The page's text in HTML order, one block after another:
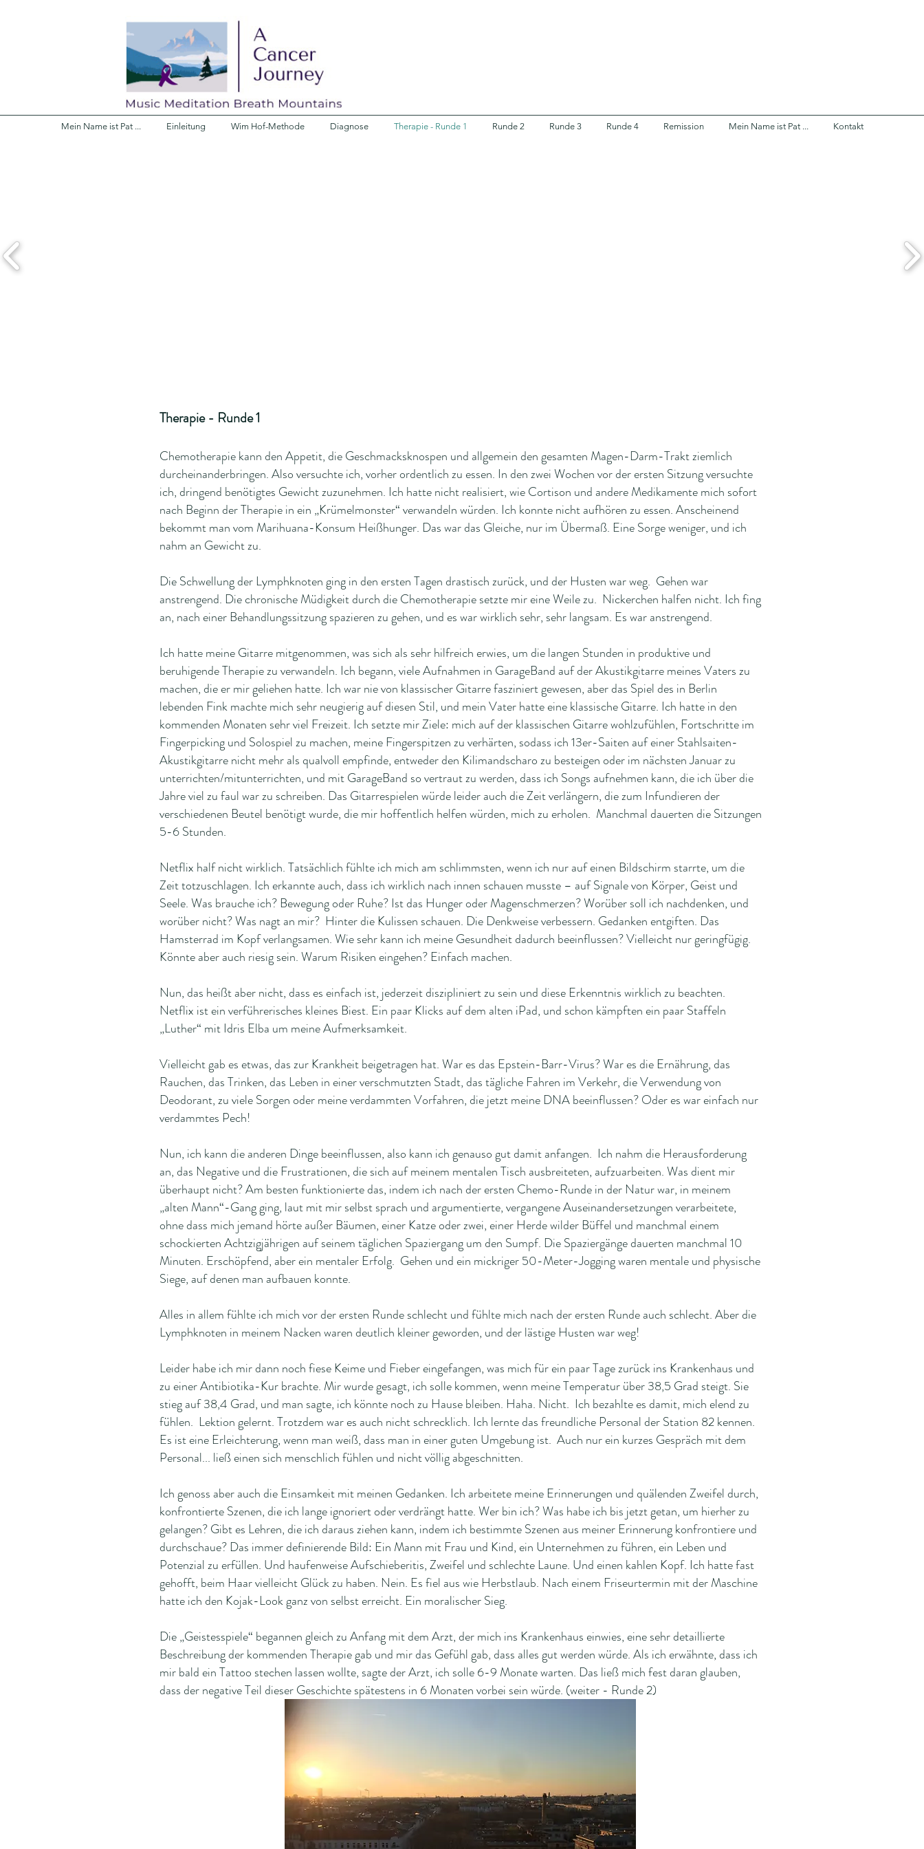
Mein Name ist Pat ... Einleitung Wim Hof-Methode Diagnose Therapie - Runde 1 Runde 2 Runde 3 Runde 4 Remission Mein Name ist Pat ... Kontakt
Therapie - Runde 1
Chemotherapie kann den Appetit, die Geschmacksknospen und allgemein den gesamten Magen-Darm-Trakt ziemlich
durcheinanderbringen. Also versuchte ich, vorher ordentlich zu essen. In den zwei Wochen vor der ersten Sitzung versuchte
ich, dringend benötigtes Gewicht zuzunehmen. Ich hatte nicht realisiert, wie Cortison und andere Medikamente mich sofort
nach Beginn der Therapie in ein „Krümelmonster“ verwandeln würden. Ich konnte nicht aufhören zu essen. Anscheinend
bekommt man vom Marihuana-Konsum Heißhunger. Das war das Gleiche, nur im Übermaß. Eine Sorge weniger, und ich
nahm an Gewicht zu.
Die Schwellung der Lymphknoten ging in den ersten Tagen drastisch zurück, und der Husten war weg. Gehen war
anstrengend. Die chronische Müdigkeit durch die Chemotherapie setzte mir eine Weile zu. Nickerchen halfen nicht. Ich fing
an, nach einer Behandlungssitzung spazieren zu gehen, und es war wirklich sehr, sehr langsam. Es war anstrengend.
Ich hatte meine Gitarre mitgenommen, was sich als sehr hilfreich erwies, um die langen Stunden in produktive und
beruhigende Therapie zu verwandeln. Ich begann, viele Aufnahmen in GarageBand auf der Akustikgitarre meines Vaters zu
machen, die er mir geliehen hatte. Ich war nie von klassischer Gitarre fasziniert gewesen, aber das Spiel des in Berlin
lebenden Fink machte mich sehr neugierig auf diesen Stil, und mein Vater hatte eine klassische Gitarre. Ich hatte in den
kommenden Monaten sehr viel Freizeit. Ich setzte mir Ziele: mich auf der klassischen Gitarre wohlzufühlen, Fortschritte im
Fingerpicking und Solospiel zu machen, meine Fingerspitzen zu verhärten, sodass ich 13er-Saiten auf einer Stahlsaiten-
Akustikgitarre nicht mehr als qualvoll empfinde, entweder den Kilimandscharo zu besteigen oder im nächsten Januar zu
unterrichten/mitunterrichten, und mit GarageBand so vertraut zu werden, dass ich Songs aufnehmen kann, die ich über die
Jahre viel zu faul war zu schreiben. Das Gitarrespielen würde leider auch die Zeit verlängern, die zum Infundieren der
verschiedenen Beutel benötigt wurde, die mir hoffentlich helfen würden, mich zu erholen. Manchmal dauerten die Sitzungen
5-6 Stunden.
Netflix half nicht wirklich. Tatsächlich fühlte ich mich am schlimmsten, wenn ich nur auf einen Bildschirm starrte, um die
Zeit totzuschlagen. Ich erkannte auch, dass ich wirklich nach innen schauen musste – auf Signale von Körper, Geist und
Seele. Was brauche ich? Bewegung oder Ruhe? Ist das Hunger oder Magenschmerzen? Worüber soll ich nachdenken, und
worüber nicht? Was nagt an mir? Hinter die Kulissen schauen. Die Denkweise verbessern. Gedanken entgiften. Das
Hamsterrad im Kopf verlangsamen. Wie sehr kann ich meine Gesundheit dadurch beeinflussen? Vielleicht nur geringfügig.
Könnte aber auch riesig sein. Warum Risiken eingehen? Einfach machen.
Nun, das heißt aber nicht, dass es einfach ist, jederzeit diszipliniert zu sein und diese Erkenntnis wirklich zu beachten.
Netflix ist ein verführerisches kleines Biest. Ein paar Klicks auf dem alten iPad, und schon kämpften ein paar Staffeln
„Luther“ mit Idris Elba um meine Aufmerksamkeit.
Vielleicht gab es etwas, das zur Krankheit beigetragen hat. War es das Epstein-Barr-Virus? War es die Ernährung, das
Rauchen, das Trinken, das Leben in einer verschmutzten Stadt, das tägliche Fahren im Verkehr, die Verwendung von
Deodorant, zu viele Sorgen oder meine verdammten Vorfahren, die jetzt meine DNA beeinflussen? Oder es war einfach nur
verdammtes Pech!
Nun, ich kann die anderen Dinge beeinflussen, also kann ich genauso gut damit anfangen. Ich nahm die Herausforderung
an, das Negative und die Frustrationen, die sich auf meinem mentalen Tisch ausbreiteten, aufzuarbeiten. Was dient mir
überhaupt nicht? Am besten funktionierte das, indem ich nach der ersten Chemo-Runde in der Natur war, in meinem
„alten Mann“-Gang ging, laut mit mir selbst sprach und argumentierte, vergangene Auseinandersetzungen verarbeitete,
ohne dass mich jemand hörte außer Bäumen, einer Katze oder zwei, einer Herde wilder Büffel und manchmal einem
schockierten Achtzigjährigen auf seinem täglichen Spaziergang um den Sumpf. Die Spaziergänge dauerten manchmal 10
Minuten. Erschöpfend, aber ein mentaler Erfolg. Gehen und ein mickriger 50-Meter-Jogging waren mentale und physische
Siege, auf denen man aufbauen konnte.
Alles in allem fühlte ich mich vor der ersten Runde schlecht und fühlte mich nach der ersten Runde auch schlecht. Aber die
Lymphknoten in meinem Nacken waren deutlich kleiner geworden, und der lästige Husten war weg!
Leider habe ich mir dann noch fiese Keime und Fieber eingefangen, was mich für ein paar Tage zurück ins Krankenhaus und
zu einer Antibiotika-Kur brachte. Mir wurde gesagt, ich solle kommen, wenn meine Temperatur über 38,5 Grad steigt. Sie
stieg auf 38,4 Grad, und man sagte, ich könnte noch zu Hause bleiben. Haha. Nicht. Ich bezahlte es damit, mich elend zu
fühlen. Lektion gelernt. Trotzdem war es auch nicht schrecklich. Ich lernte das freundliche Personal der Station 82 kennen.
Es ist eine Erleichterung, wenn man weiß, dass man in einer guten Umgebung ist. Auch nur ein kurzes Gespräch mit dem
Personal... ließ einen sich menschlich fühlen und nicht völlig abgeschnitten.
Ich genoss aber auch die Einsamkeit mit meinen Gedanken. Ich arbeitete meine Erinnerungen und quälenden Zweifel durch,
konfrontierte Szenen, die ich lange ignoriert oder verdrängt hatte. Wer bin ich? Was habe ich bis jetzt getan, um hierher zu
gelangen? Gibt es Lehren, die ich daraus ziehen kann, indem ich bestimmte Szenen aus meiner Erinnerung konfrontiere und
durchschaue? Das immer definierende Bild: Ein Mann mit Frau und Kind, ein Unternehmen zu führen, ein Leben und
Potenzial zu erfüllen. Und haufenweise Aufschieberitis, Zweifel und schlechte Laune. Und einen kahlen Kopf. Ich hatte fast
gehofft, beim Haar vielleicht Glück zu haben. Nein. Es fiel aus wie Herbstlaub. Nach einem Friseurtermin mit der Maschine
hatte ich den Kojak-Look ganz von selbst erreicht. Ein moralischer Sieg.
Die „Geistesspiele“ begannen gleich zu Anfang mit dem Arzt, der mich ins Krankenhaus einwies, eine sehr detaillierte
Beschreibung der kommenden Therapie gab und mir das Gefühl gab, dass alles gut werden würde. Als ich erwähnte, dass ich
mir bald ein Tattoo stechen lassen wollte, sagte der Arzt, ich solle 6-9 Monate warten. Das ließ mich fest daran glauben,
dass der negative Teil dieser Geschichte spätestens in 6 Monaten vorbei sein würde. (weiter - Runde 2)